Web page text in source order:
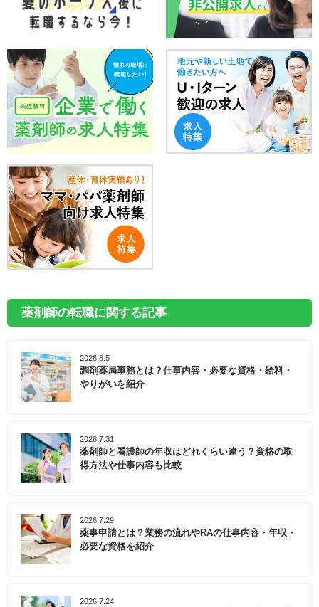
薬剤師の転職に関する記事
2026.8.5
調剤薬局事務とは？仕事内容・必要な資格・給料・
やりがいを紹介
2026.7.31
薬剤師と看護師の年収はどれくらい違う？資格の取
得方法や仕事内容も比較
2026.7.29
薬事申請とは？業務の流れやRAの仕事内容・年収・
必要な資格を紹介
2026.7.24